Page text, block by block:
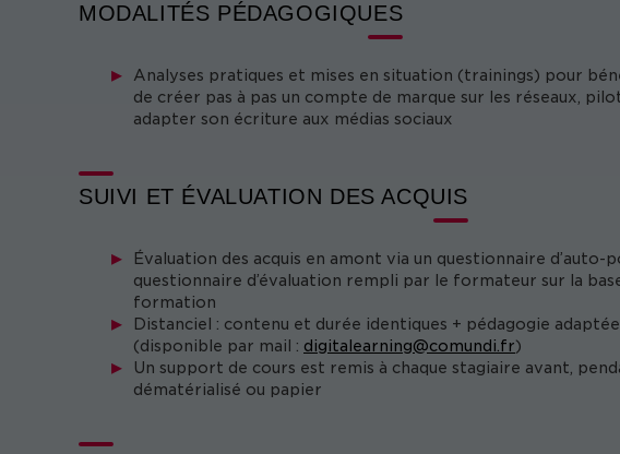
MODALITÉS PÉDAGOGIQUES
Analyses pratiques et mises en situation (trainings) pour
de créer pas à pas un compte de marque sur les réseaux,
adapter son écriture aux médias sociaux
SUIVI ET ÉVALUATION DES ACQUIS
Évaluation des acquis en amont via un questionnaire
questionnaire d’évaluation rempli par le formateur sur la
formation
Distanciel : contenu et durée identiques + pédagogie
(disponible par mail : digitalearning@comundi.fr)
Un support de cours est remis à chaque stagiaire avant,
dématérialisé ou papier